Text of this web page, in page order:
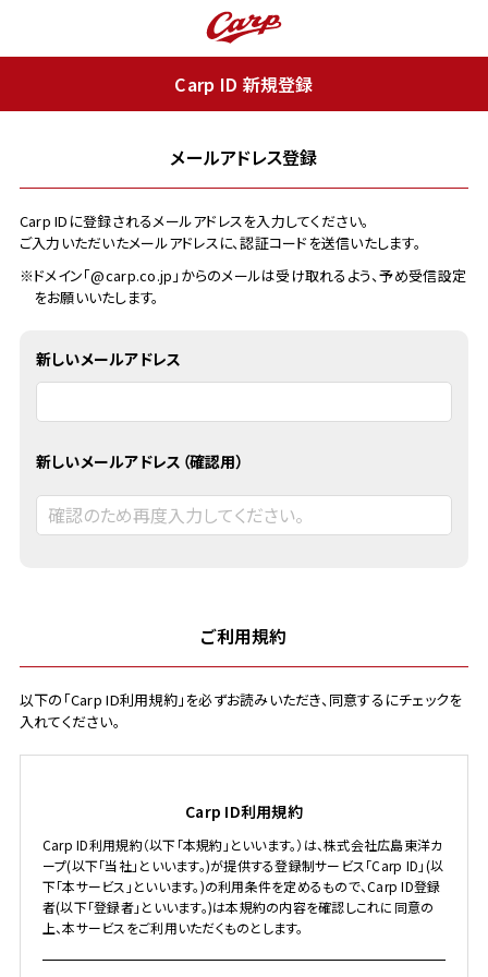
Carp ID 新規登録
メールアドレス登録
Carp IDに登録されるメールアドレスを入力してください。
ご入力いただいたメールアドレスに、認証コードを送信いたします。
※ドメイン「@carp.co.jp」からのメールは受け取れるよう、予め受信設定
をお願いいたします。
新しいメールアドレス
新しいメールアドレス（確認用）
ご利用規約
以下の「Carp ID利用規約」を必ずお読みいただき、同意するにチェックを
入れてください。
Carp ID利用規約
Carp ID利用規約（以下「本規約」といいます。）は、株式会社広島東洋カ
ープ(以下「当社」といいます。)が提供する登録制サービス「Carp ID」(以
下「本サービス」といいます。)の利用条件を定めるもので、Carp ID登録
者(以下「登録者」といいます。)は本規約の内容を確認しこれに同意の
上、本サービスをご利用いただくものとします。